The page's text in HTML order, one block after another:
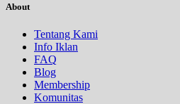
About
Tentang Kami
Info Iklan
FAQ
Blog
Membership
Komunitas